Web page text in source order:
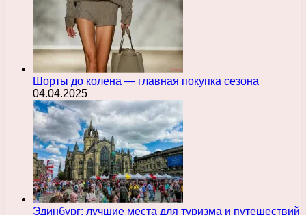
Шорты до колена — главная покупка сезона
04.04.2025
Эдинбург: лучшие места для туризма и путешествий